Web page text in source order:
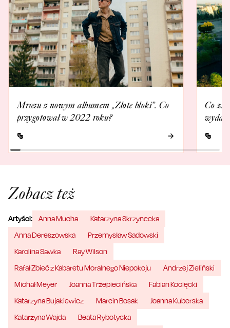
Mrozu z nowym albumem „Złote bloki”. Co
przygotował w 2022 roku?
Co
Zobacz też
Artyści: Anna Mucha
Katarzyna Skrzynecka
Anna Dereszowska
Przemysław Sadowski
Karolina Sawka
Ray Wilson
Rafał Zbieć z Kabaretu Moralnego Niepokoju
Andrzej Zieliński
Michał Meyer
Joanna Trzepiecińska
Fabian Kocięcki
Katarzyna Bujakiewicz
Marcin Bosak
Joanna Kuberska
Katarzyna Wajda
Beata Rybotycka